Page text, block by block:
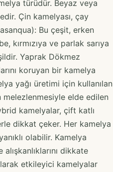
türüdür. Beyaz veya
Çin kamelyası, çay
Bu çeşit, erken
kırmızıya ve parlak sarıya
Yaprak Dökmez
koruyan bir kamelya
yağı üretimi için kullanılan
melezlenmesiyle elde edilen
kamelyalar, çift katlı
dikkat çeker. Her kamelya
olabilir. Kamelya
dikkate
etkileyici kamelyalar